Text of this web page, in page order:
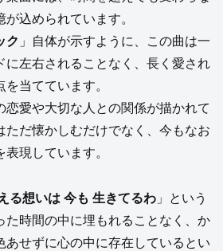
込められています。
ク 」自体が示すように、この曲は一
に左右されることなく、長く愛され
当てています。
恋愛や大切な人との関係が描かれて
ただ懐かしむだけでなく、今もなお
現しています。
る想いは 今も 生きてるわ 」という
た時間の中に埋もれることなく、か
あせずに心の中に存在しているとい